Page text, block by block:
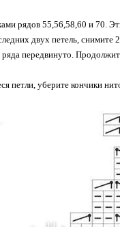
рядов 55,56,58,60 и 70.
двух петель,
передвинуто.
петли, уберите кончики